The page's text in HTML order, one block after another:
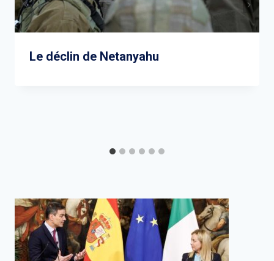
Le déclin de Netanyahu